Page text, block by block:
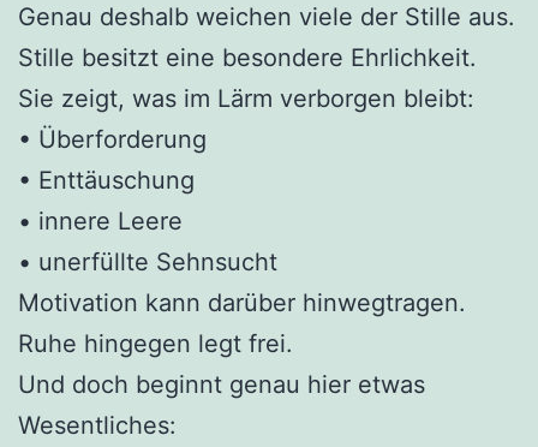
Genau deshalb weichen viele der Stille aus.
Stille besitzt eine besondere Ehrlichkeit.
Sie zeigt, was im Lärm verborgen bleibt:
• Überforderung
• Enttäuschung
• innere Leere
• unerfüllte Sehnsucht
Motivation kann darüber hinwegtragen.
Ruhe hingegen legt frei.
Und doch beginnt genau hier etwas
Wesentliches: